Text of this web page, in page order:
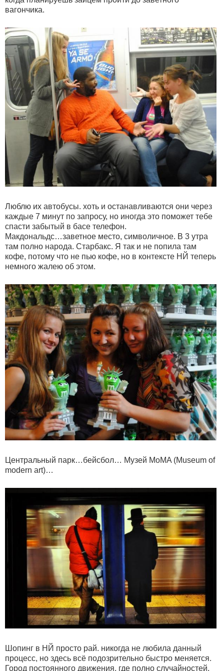
вагончика.
Люблю их автобусы. хоть и останавливаются они через
каждые 7 минут по запросу, но иногда это поможет тебе
спасти забытый в басе телефон.
Макдональдс…заветное место, символичное. В 3 утра
там полно народа. Старбакс. Я так и не попила там
кофе, потому что не пью кофе, но в контексте НЙ теперь
немного жалею об этом.
Центральный парк…бейсбол… Музей МoМA (Museum of
modern art)…
Шопинг в НЙ просто рай. никогда не любила данный
процесс, но здесь всё подозрительно быстро меняется.
Город постоянного движения, где полно случайностей,